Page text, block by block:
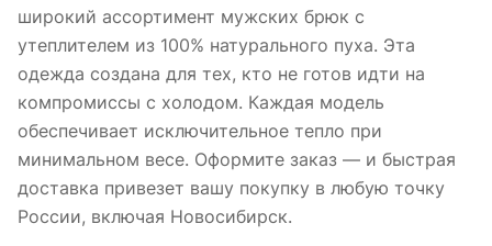
широкий ассортимент мужских брюк с
утеплителем из 100% натурального пуха. Эта
одежда создана для тех, кто не готов идти на
компромиссы с холодом. Каждая модель
обеспечивает исключительное тепло при
минимальном весе. Оформите заказ — и быстрая
доставка привезет вашу покупку в любую точку
России, включая Новосибирск.